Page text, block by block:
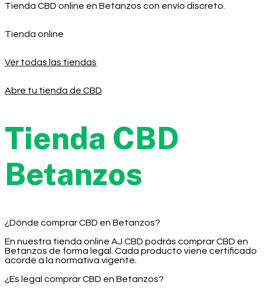
Tienda CBD online en Betanzos con envío discreto.
Tienda online
Ver todas las tiendas
Abre tu tienda de CBD
Tienda CBD
Betanzos
¿Dónde comprar CBD en Betanzos?
En nuestra tienda online AJ CBD podrás comprar CBD en
Betanzos de forma legal. Cada producto viene certificado
acorde a la normativa vigente.
¿Es legal comprar CBD en Betanzos?